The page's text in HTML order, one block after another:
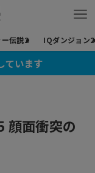
ー伝説2 IQダンジョン2
ています
面衝突の